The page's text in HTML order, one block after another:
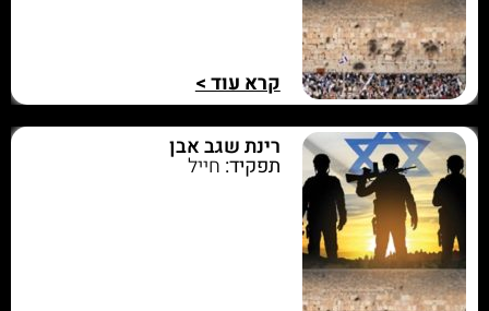
קרא עוד >
רינת שגב אבן
תפקיד: חייל